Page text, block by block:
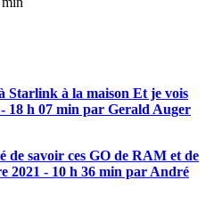
Starlink à la maison Et je vois
18 h 07 min par Gerald Auger
de savoir ces GO de RAM et de
2021 - 10 h 36 min par André